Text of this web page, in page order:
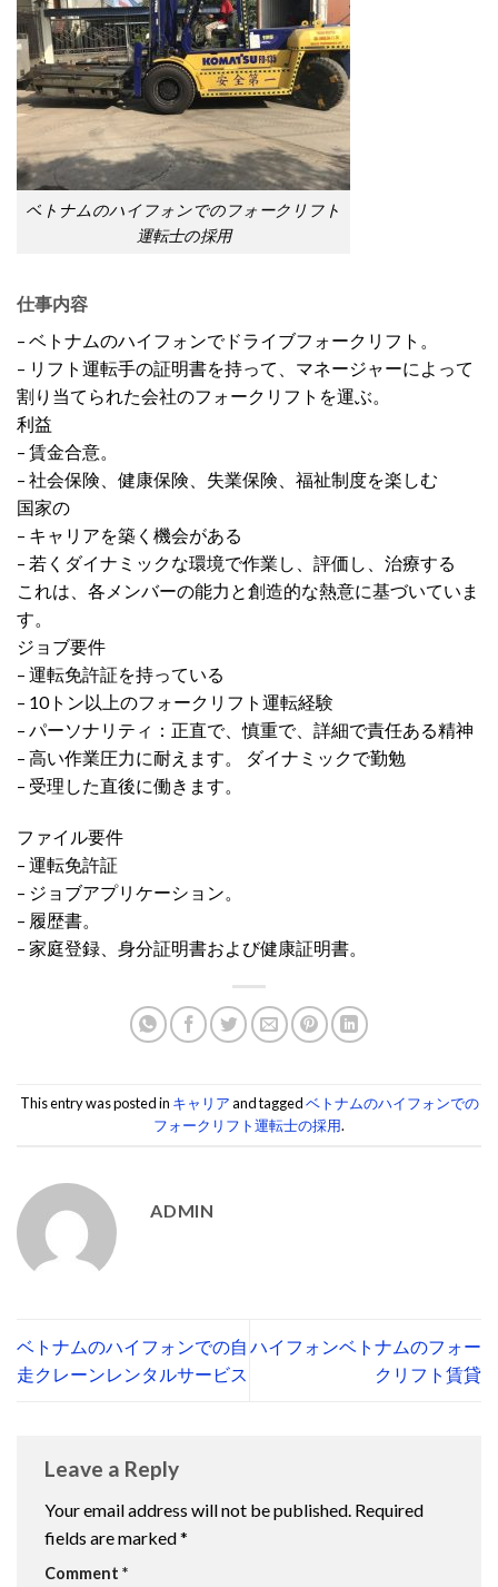
ベトナムのハイフォンでのフォークリフト
運転士の採用
仕事内容
– ベトナムのハイフォンでドライブフォークリフト。
– リフト運転手の証明書を持って、マネージャーによって
割り当てられた会社のフォークリフトを運ぶ。
利益
– 賃金合意。
– 社会保険、健康保険、失業保険、福祉制度を楽しむ
国家の
– キャリアを築く機会がある
– 若くダイナミックな環境で作業し、評価し、治療する
これは、各メンバーの能力と創造的な熱意に基づいていま
す。
ジョブ要件
– 運転免許証を持っている
– 10トン以上のフォークリフト運転経験
– パーソナリティ：正直で、慎重で、詳細で責任ある精神
– 高い作業圧力に耐えます。 ダイナミックで勤勉
– 受理した直後に働きます。
ファイル要件
– 運転免許証
– ジョブアプリケーション。
– 履歴書。
– 家庭登録、身分証明書および健康証明書。
This entry was posted in キャリアand taggedベトナムのハイフォンでの
フォークリフト運転士の採用.
ADMIN
ベトナムのハイフォンでの自
走クレーンレンタルサービス
ハイフォンベトナムのフォー
クリフト賃貸
Leave a Reply
Your email address will not be published. Required
fields are marked*
Comment *